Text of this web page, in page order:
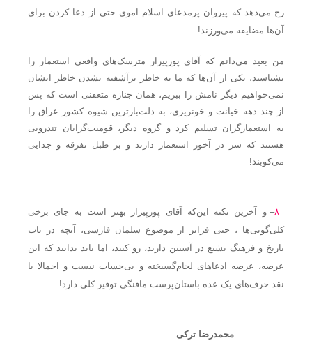
رخ می‌دهد که پیروان پرمدعای اسلام اموی حتی از دعا کردن برای
آن‌ها مضایقه می‌ورزند!
من بعید می‌دانم که آقای پورپیرار مترسک‌های واقعی استعمار را
نشناسند، یکی از آن‌ها که ما به خاطر برآشفته نشدن خاطر ایشان
نمی‌خواهیم دیگر نامش را ببریم، همان جنازه متعفنی است که پس
از چند دهه خیانت و خونریزی، به ذلت‌بارترین شیوه کشور عراق را
به استعمارگران تسلیم کرد و گروه دیگر، قومیت‌گرایان تندرویی
هستند که سر در آخور استعمار دارند و بر طبل تفرقه و جدایی
می‌کوبند!
۸– و آخرین نکته این‌که آقای پورپیرار بهتر است به جای برخی
کلی‌گویی‌ها ، حتی فراتر از موضوع سلمان فارسی، آنچه در باب
تاریخ و فرهنگ تشیع در آستین دارند، رو کنند، اما باید بدانند که این
عرصه، عرصه ادعاهای لجام‌گسیخته و بی‌حساب نیست و اجمالا با
نقد حرف‌های یک عده باستان‌پرست مافنگی توفیر کلی دارد!
محمدرضا ترکی